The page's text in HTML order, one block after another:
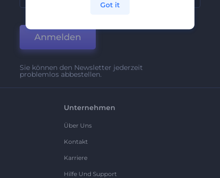
Anmelden
Sie können den Newsletter jederzeit
problemlos abbestellen.
Unternehmen
Über Uns
Kontakt
Karriere
Hilfe Und Support
Got it